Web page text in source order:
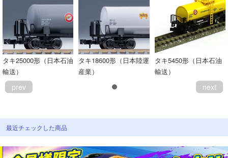
タキ25000形（日本石油
輸送）
タキ18600形（日本陸運
産業）
タキ5450形（日本石油
輸送）
prev next
最近チェックした商品